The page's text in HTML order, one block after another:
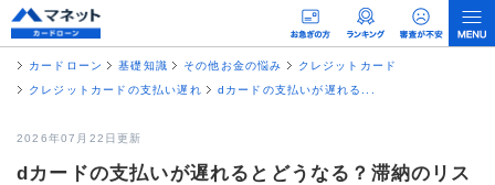
カードローン 基礎知識 その他お金の悩み
クレジットカード
クレジットカードの支払い遅れ
dカードの支払いが遅れる...
2026年07月22日更新
dカードの支払いが遅れるとどうなる？滞納のリス